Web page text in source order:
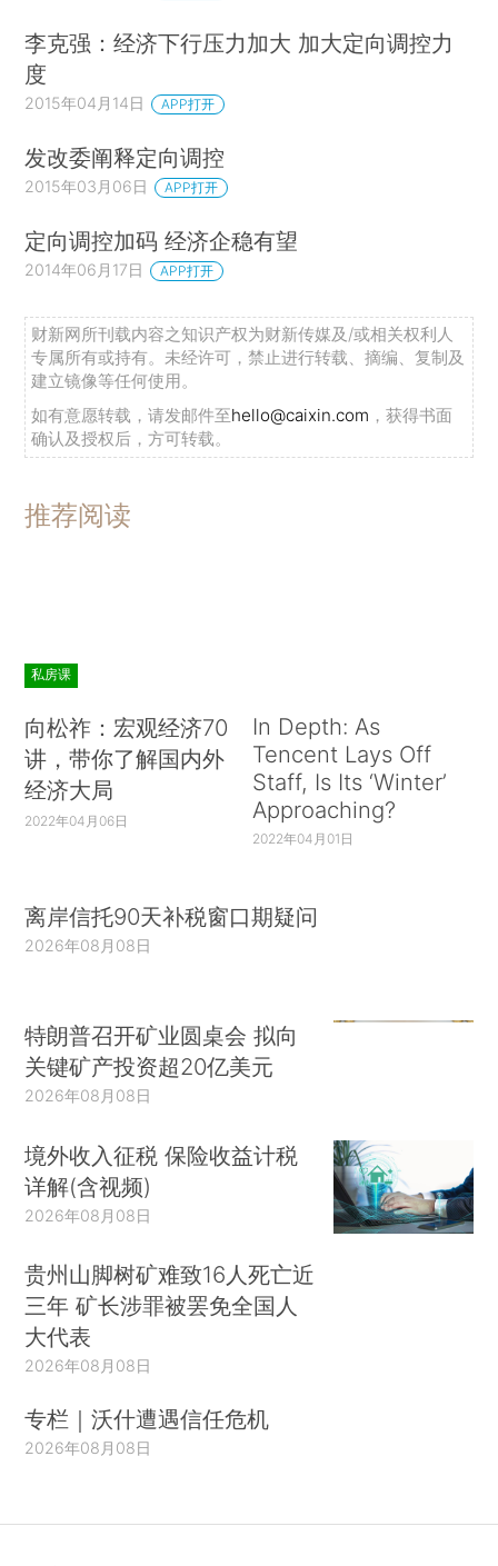
李克强：经济下行压力加大 加大定向调控力
度
2015年04月14日 APP打开
发改委阐释定向调控
2015年03月06日 APP打开
定向调控加码 经济企稳有望
2014年06月17日 APP打开
财新网所刊载内容之知识产权为财新传媒及/或相关权利人
专属所有或持有。未经许可，禁止进行转载、摘编、复制及
建立镜像等任何使用。
如有意愿转载，请发邮件至hello@caixin.com ，获得书面
确认及授权后，方可转载。
推荐阅读
私房课
向松祚：宏观经济70
讲，带你了解国内外
经济大局
2022年04月06日
In Depth: As
Tencent Lays Off
Staff, Is Its ‘Winter’
Approaching?
2022年04月01日
离岸信托90天补税窗口期疑问
2026年08月08日
特朗普召开矿业圆桌会 拟向
关键矿产投资超20亿美元
2026年08月08日
境外收入征税 保险收益计税
详解(含视频)
2026年08月08日
贵州山脚树矿难致16人死亡近
三年 矿长涉罪被罢免全国人
大代表
2026年08月08日
专栏｜沃什遭遇信任危机
2026年08月08日